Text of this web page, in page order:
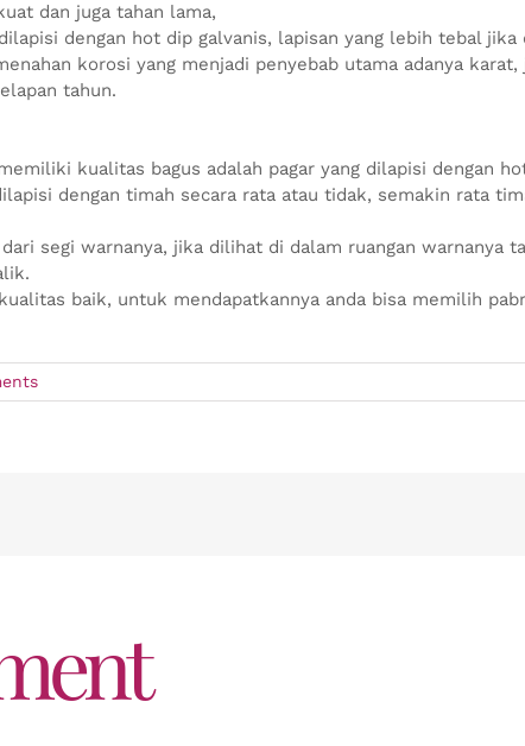
dan juga tahan lama,
dengan hot dip galvanis, lapisan yang lebih tebal
korosi yang menjadi penyebab utama adanya
tahun.
kualitas bagus adalah pagar yang dilapisi dengan
dengan timah secara rata atau tidak, semakin rata
segi warnanya, jika dilihat di dalam ruangan
baik, untuk mendapatkannya anda bisa memilih